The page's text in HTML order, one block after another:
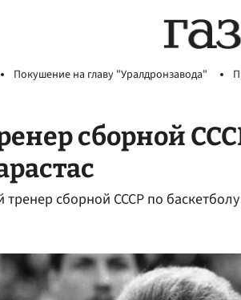
Покушение на главу "Уралдронзавода"
сборной
сборной СССР по баскетболу